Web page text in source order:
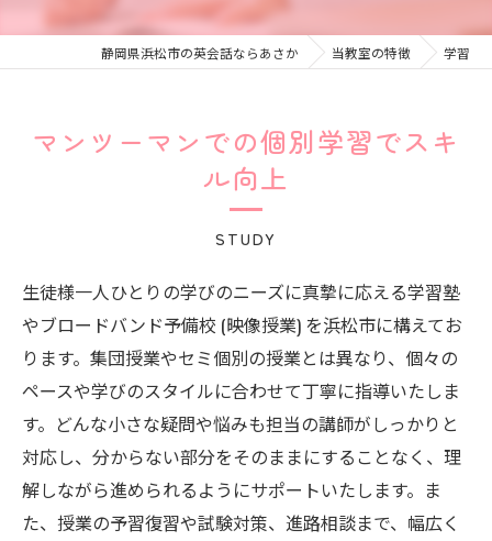
静岡県浜松市の英会話ならあさか 当教室の特徴 学習
マンツーマンでの個別学習でスキ
ル向上
STUDY
生徒様一人ひとりの学びのニーズに真摯に応える学習塾
やブロードバンド予備校 (映像授業) を浜松市に構えてお
ります。集団授業やセミ個別の授業とは異なり、個々の
ペースや学びのスタイルに合わせて丁寧に指導いたしま
す。どんな小さな疑問や悩みも担当の講師がしっかりと
対応し、分からない部分をそのままにすることなく、理
解しながら進められるようにサポートいたします。ま
た、授業の予習復習や試験対策、進路相談まで、幅広く